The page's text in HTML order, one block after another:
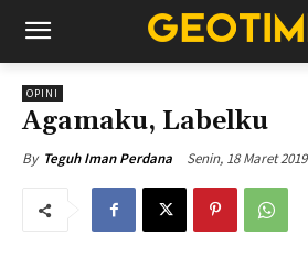
OPINI
Agamaku, Labelku
By Teguh Iman Perdana Senin, 18 Maret 2019